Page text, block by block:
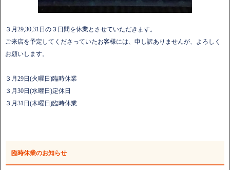
３月29,30,31日の３日間を休業とさせていただきます。
ご来店を予定してくださっていたお客様には、申し訳ありませんが、よろしく
お願いします。
３月29日(火曜日)臨時休業
３月30日(水曜日)定休日
３月31日(木曜日)臨時休業
臨時休業のお知らせ